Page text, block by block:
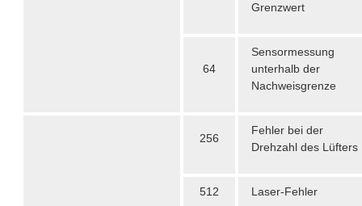
Grenzwert
64
Sensormessung
unterhalb der
Nachweisgrenze
256
Fehler bei der
Drehzahl des Lüfters
512 Laser-Fehler